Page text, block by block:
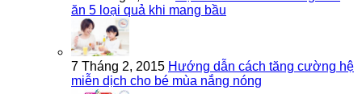
ăn 5 loại quả khi mang bầu
7 Tháng 2, 2015 Hướng dẫn cách tăng cường hệ
miễn dịch cho bé mùa nắng nóng